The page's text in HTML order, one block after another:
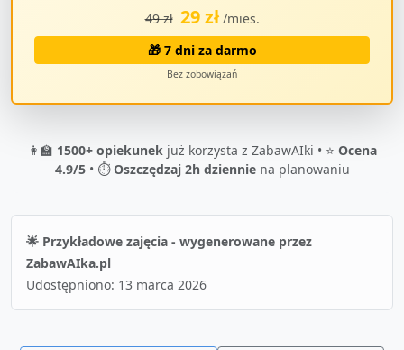
49 zł 29 zł /mies.
🎁 7 dni za darmo
Bez zobowiązań
👩‍🏫 1500+ opiekunekjuż korzysta z ZabawAIki • ⭐ Ocena
4.9/5• ⏱️Oszczędzaj 2h dzienniena planowaniu
🌟 Przykładowe zajęcia - wygenerowane przez
ZabawAIka.pl
Udostępniono: 13 marca 2026